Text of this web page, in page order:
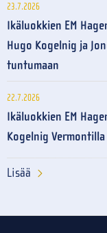
23.7.2026
Ikäluokkien EM
Hugo Kogelnig ja
tuntumaan
22.7.2026
Ikäluokkien EM
Kogelnig
Lisää